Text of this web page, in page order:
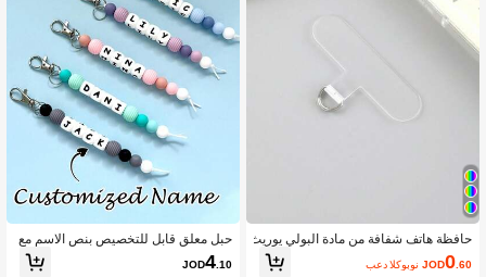
حافظة هاتف شفافة من مادة البولي يوريث
ان التقليدي مع حامل للبطاقات، اكسسوا
رات بسيطة وعملية
JOD0.60 بعد الكوبون
حبل معلق قابل للتخصيص بنص الاسم مع
مشبك مضاد للفقدان مصنوع يدويًا بخرز م
لون وزينة أقمار البابونج والبالون الهوائي
JOD4.10